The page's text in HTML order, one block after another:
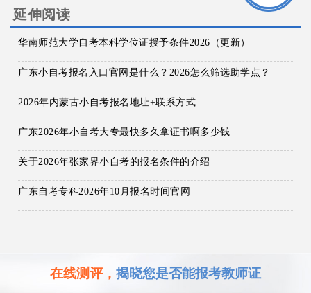
延伸阅读
华南师范大学自考本科学位证授予条件2026（更新）
广东小自考报名入口官网是什么？2026怎么筛选助学点？
2026年内蒙古小自考报名地址+联系方式
广东2026年小自考大专最快多久拿证书啊多少钱
关于2026年张家界小自考的报名条件的介绍
广东自考专科2026年10月报名时间官网
在线测评， 揭晓您是否能报考教师证